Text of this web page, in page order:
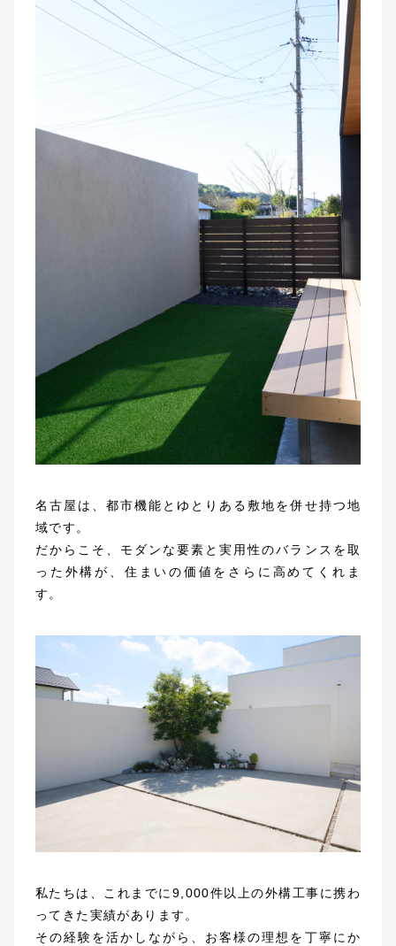
名古屋は、都市機能とゆとりある敷地を併せ持つ地
域です。
だからこそ、モダンな要素と実用性のバランスを取
った外構が、住まいの価値をさらに高めてくれま
す。
私たちは、これまでに9,000件以上の外構工事に携わ
ってきた実績があります。
その経験を活かしながら、お客様の理想を丁寧にか